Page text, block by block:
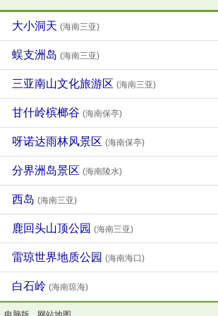
大小洞天 (海南三亚)
蜈支洲岛 (海南三亚)
三亚南山文化旅游区 (海南三亚)
甘什岭槟榔谷 (海南保亭)
呀诺达雨林风景区 (海南保亭)
分界洲岛景区 (海南陵水)
西岛 (海南三亚)
鹿回头山顶公园 (海南三亚)
雷琼世界地质公园 (海南海口)
白石岭 (海南琼海)